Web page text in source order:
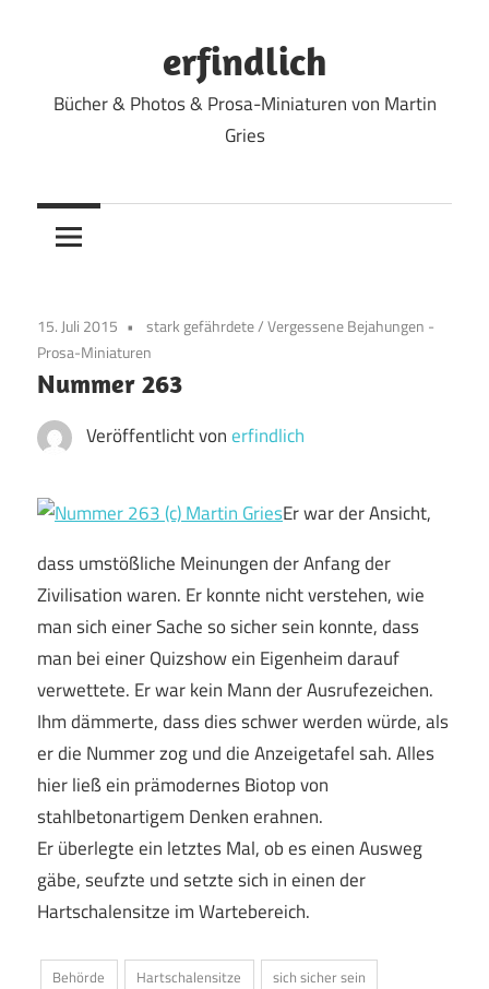
erfindlich
Bücher & Photos & Prosa-Miniaturen von Martin
Gries
15. Juli 2015 stark gefährdete/Vergessene Bejahungen -
Prosa-Miniaturen
Nummer 263
Veröffentlicht vonerfindlich
Er war der Ansicht,
dass umstößliche Meinungen der Anfang der
Zivilisation waren. Er konnte nicht verstehen, wie
man sich einer Sache so sicher sein konnte, dass
man bei einer Quizshow ein Eigenheim darauf
verwettete. Er war kein Mann der Ausrufezeichen.
Ihm dämmerte, dass dies schwer werden würde, als
er die Nummer zog und die Anzeigetafel sah. Alles
hier ließ ein prämodernes Biotop von
stahlbetonartigem Denken erahnen.
Er überlegte ein letztes Mal, ob es einen Ausweg
gäbe, seufzte und setzte sich in einen der
Hartschalensitze im Wartebereich.
Behörde Hartschalensitze
sich sicher sein